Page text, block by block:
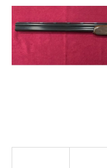
hvězdiček.